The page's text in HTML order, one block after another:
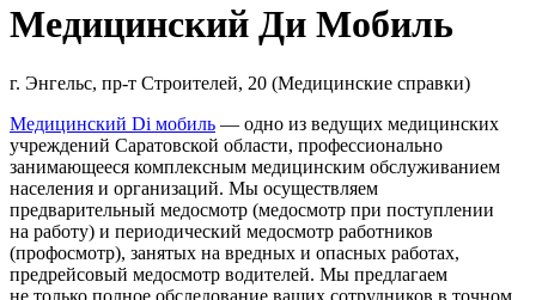
Медицинский Ди Мобиль
г. Энгельс, пр-т Строителей, 20 (Медицинские справки)
Медицинский Di мобиль — одно из ведущих медицинских
учреждений Саратовской области, профессионально
занимающееся комплексным медицинским обслуживанием
населения и организаций. Мы осуществляем
предварительный медосмотр (медосмотр при поступлении
на работу) и периодический медосмотр работников
(профосмотр), занятых на вредных и опасных работах,
предрейсовый медосмотр водителей. Мы предлагаем
не только полное обследование ваших сотрудников в точном